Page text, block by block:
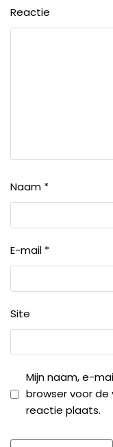
Reactie
Naam *
E-mail *
Site
Mijn naam, e-
browser voor de
reactie plaats.